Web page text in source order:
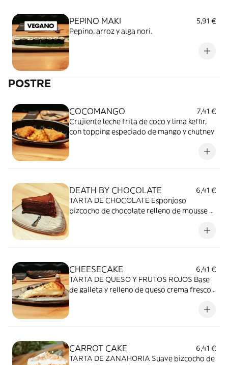
PEPINO MAKI
5,91 €
Pepino, arroz y alga nori.
POSTRE
COCOMANGO
7,41 €
Crujiente leche frita de coco y lima keffir,
con topping especiado de mango y chutney
DEATH BY CHOCOLATE
6,41 €
TARTA DE CHOCOLATE Esponjoso
bizcocho de chocolate relleno de mousse y
CHEESECAKE
6,41 €
TARTA DE QUESO Y FRUTOS ROJOS Base
de galleta y relleno de queso crema fresco
CARROT CAKE
6,41 €
TARTA DE ZANAHORIA Suave bizcocho de